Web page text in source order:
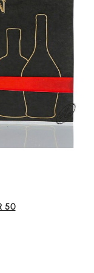
Sternen
50